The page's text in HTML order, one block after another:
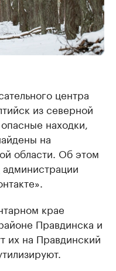
центра
из северной
находки,
на
области. Об этом
администрации
крае
Правдинска и
их на Правдинский